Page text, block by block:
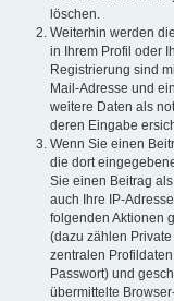
löschen.
Weiterhin werden
in Ihrem Profil oder
Registrierung sind
Mail-Adresse und
weitere Daten als
deren Eingabe
Wenn Sie einen
die dort
Sie einen Beitrag
auch Ihre IP-
folgenden Aktionen
(dazu zählen
zentralen
Passwort) und
übermittelte